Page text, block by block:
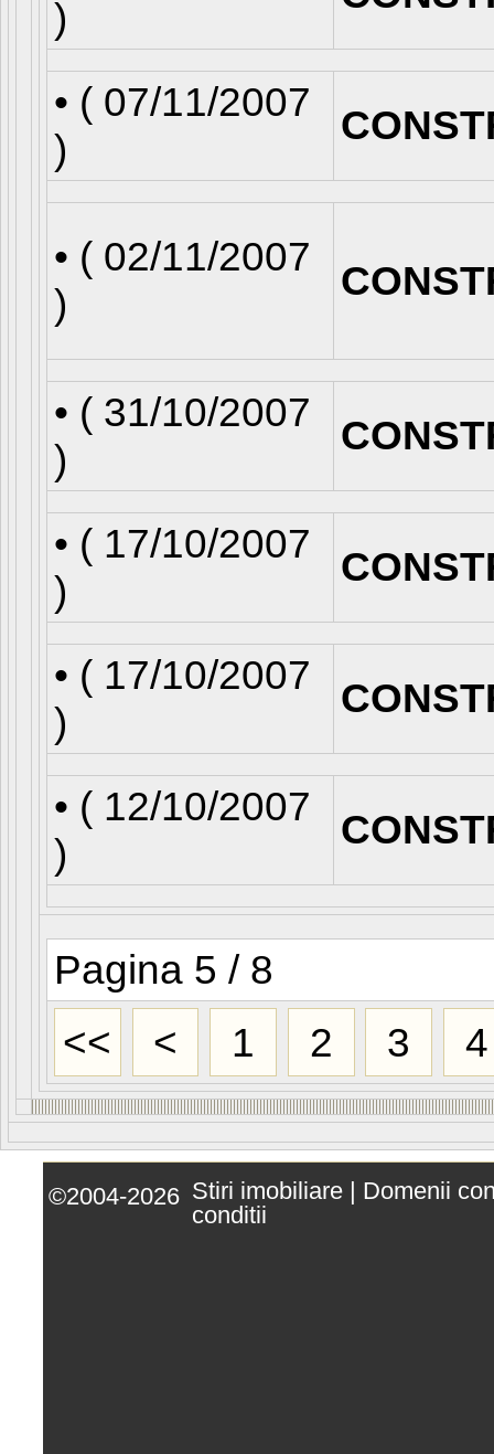
)
• ( 07/11/2007
)
• ( 02/11/2007
)
• ( 31/10/2007
)
• ( 17/10/2007
)
• ( 17/10/2007
)
• ( 12/10/2007
)
Pagina 5 / 8
<<
< 1 2 3 4
©2004-2026 Stiri imobiliare | Domenii
conditii